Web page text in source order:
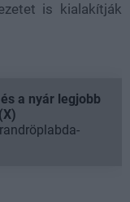
is kialakítják
a nyár legjobb